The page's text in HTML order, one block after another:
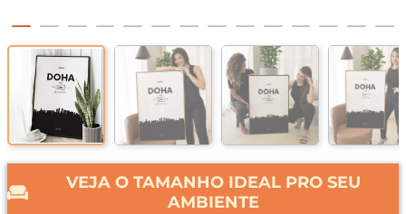
VEJA O TAMANHO IDEAL PRO SEU
AMBIENTE